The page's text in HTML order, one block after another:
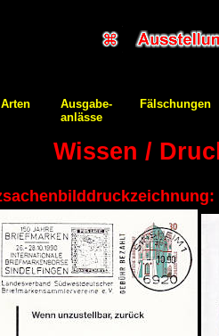
Arten
Ausgabe-
anlässe
Fälschungen
Wissen /